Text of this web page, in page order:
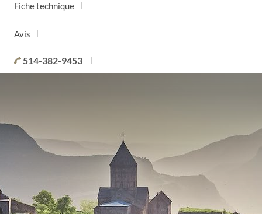
Fiche technique
Avis
514-382-9453